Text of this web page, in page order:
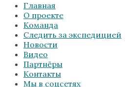
Главная
О проекте
Команда
Следить за экспедицией
Новости
Видео
Партнёры
Контакты
Мы в соцсетях